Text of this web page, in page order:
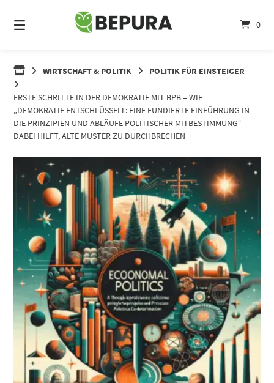
zum
Inhalt
0
WIRTSCHAFT & POLITIK POLITIK FÜR EINSTEIGER
ERSTE SCHRITTE IN DER DEMOKRATIE MIT BPB – WIE
„DEMOKRATIE ENTSCHLÜSSELT: EINE FUNDIERTE EINFÜHRUNG IN
DIE PRINZIPIEN UND ABLÄUFE POLITISCHER MITBESTIMMUNG“
DABEI HILFT, ALTE MUSTER ZU DURCHBRECHEN